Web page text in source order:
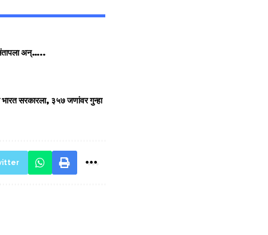
संतापला अन्…..
भारत सरकारला, ३५७ जणांवर गुन्हा